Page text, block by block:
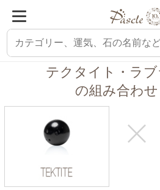
パスクル 組み合わせ・相性チェック テク
テクタイト・ラブ
の組み合わ